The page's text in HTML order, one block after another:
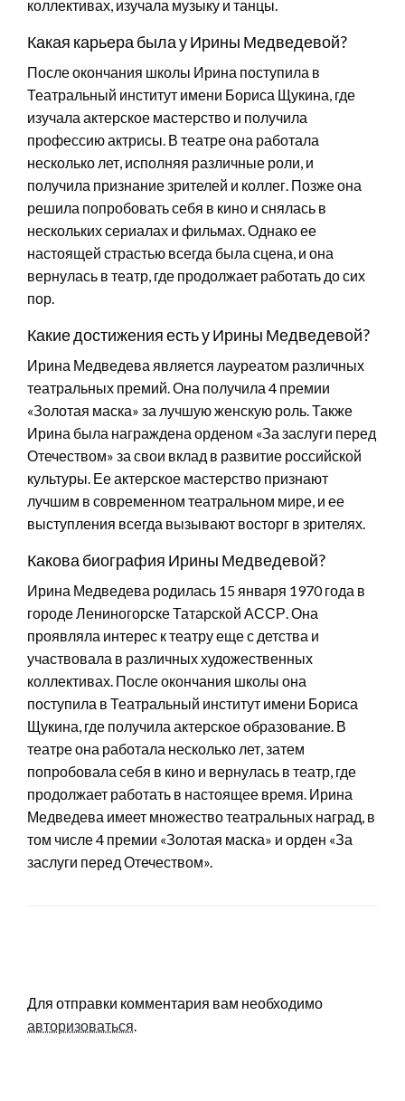
коллективах, изучала музыку и танцы.
Какая карьера была у Ирины Медведевой?
После окончания школы Ирина поступила в
Театральный институт имени Бориса Щукина, где
изучала актерское мастерство и получила
профессию актрисы. В театре она работала
несколько лет, исполняя различные роли, и
получила признание зрителей и коллег. Позже она
решила попробовать себя в кино и снялась в
нескольких сериалах и фильмах. Однако ее
настоящей страстью всегда была сцена, и она
вернулась в театр, где продолжает работать до сих
пор.
Какие достижения есть у Ирины Медведевой?
Ирина Медведева является лауреатом различных
театральных премий. Она получила 4 премии
«Золотая маска» за лучшую женскую роль. Также
Ирина была награждена орденом «За заслуги перед
Отечеством» за свои вклад в развитие российской
культуры. Ее актерское мастерство признают
лучшим в современном театральном мире, и ее
выступления всегда вызывают восторг в зрителях.
Какова биография Ирины Медведевой?
Ирина Медведева родилась 15 января 1970 года в
городе Лениногорске Татарской АССР. Она
проявляла интерес к театру еще с детства и
участвовала в различных художественных
коллективах. После окончания школы она
поступила в Театральный институт имени Бориса
Щукина, где получила актерское образование. В
театре она работала несколько лет, затем
попробовала себя в кино и вернулась в театр, где
продолжает работать в настоящее время. Ирина
Медведева имеет множество театральных наград, в
том числе 4 премии «Золотая маска» и орден «За
заслуги перед Отечеством».
Для отправки комментария вам необходимо
авторизоваться.